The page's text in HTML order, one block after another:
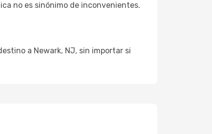
no es sinónimo de inconvenientes.
a Newark, NJ, sin importar si